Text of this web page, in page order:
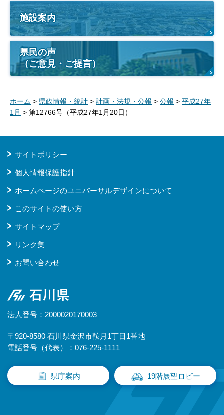
施設案内
県民の声
（ご意見・ご提言）
ホーム > 県政情報・統計 > 計画・法規・公報 > 公報 > 平成27年
1月 > 第12766号（平成27年1月20日）
サイトポリシー
個人情報保護指針
ホームページのユニバーサルデザインについて
このサイトの使い方
サイトマップ
リンク集
お問い合わせ
石川県
法人番号：2000020170003
〒920-8580 石川県金沢市鞍月1丁目1番地
電話番号（代表）：076-225-1111
県庁案内 19階展望ロビー